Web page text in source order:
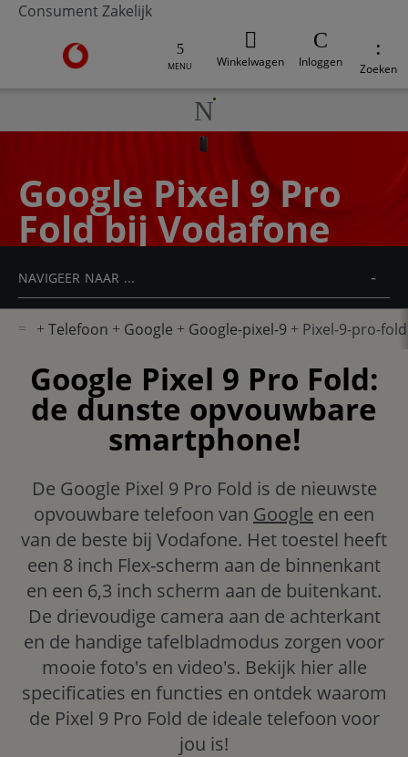
Consument Zakelijk
Ga naar de Vodafone homepage
MENU Winkelwagen Inloggen Zoeken
Google Pixel 9 Pro
Fold bij Vodafone
NAVIGEER NAAR ...
Telefoon Google Google-pixel-9 Pixel-9-pro-fold
Google Pixel 9 Pro Fold:
de dunste opvouwbare
smartphone!
De Google Pixel 9 Pro Fold is de nieuwste
opvouwbare telefoon van Google en een
van de beste bij Vodafone. Het toestel heeft
een 8 inch Flex-scherm aan de binnenkant
en een 6,3 inch scherm aan de buitenkant.
De drievoudige camera aan de achterkant
en de handige tafelbladmodus zorgen voor
mooie foto's en video's. Bekijk hier alle
specificaties en functies en ontdek waarom
de Pixel 9 Pro Fold de ideale telefoon voor
jou is!